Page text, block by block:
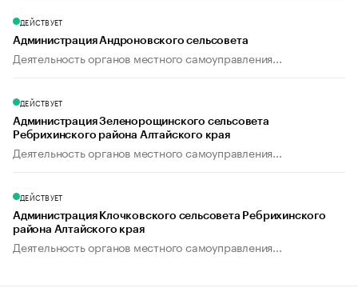
ДЕЙСТВУЕТ
Администрация Андроновского сельсовета
Деятельность органов местного самоуправления...
ДЕЙСТВУЕТ
Администрация Зеленорощинского сельсовета
Ребрихинского района Алтайского края
Деятельность органов местного самоуправления...
ДЕЙСТВУЕТ
Администрация Клочковского сельсовета Ребрихинского
района Алтайского края
Деятельность органов местного самоуправления...